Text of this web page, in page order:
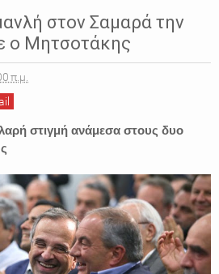
ΕΙΔΗΣΕΙΣ
ΕΛΛΑΔΑ
ΔΗΜΟΚΡΑΤΙΑ ΠΟΛΙΤΙΚΗ
στον Σαμαρά την
ο Μητσοτάκης
π.μ.
στιγμή ανάμεσα στους δυο